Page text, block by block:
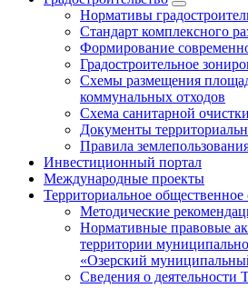
Нормативы
Стандарт комплексного
Формирование
Градостроительное
Схемы размещения
коммунальных отходов
Схема санитарной очистки
Документы
Правила
Инвестиционный портал
Международные проекты
Территориальное общественное
Методические
Нормативные правовые
территории
«Озерский
Сведения о деятельности